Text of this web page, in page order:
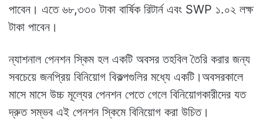
পাবেন। এতে ৬৮,৩৩০ টাকা বার্ষিক রিটার্ন এবং SWP ১.০২ লক্ষ
টাকা পাবেন।
ন্যাশনাল পেনশন স্কিম হল একটি অবসর তহবিল তৈরি করার জন্য
সবচেয়ে জনপ্রিয় বিনিয়োগ বিকল্পগুলির মধ্যে একটি।অবসরকালে
মাসে মাসে উচ্চ মূল্যের পেনশন পেতে গেলে বিনিয়োগকারীদের যত
দ্রুত সম্ভব এই পেনশন স্কিমে বিনিয়োগ করা উচিত।